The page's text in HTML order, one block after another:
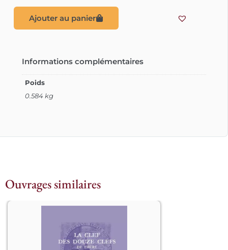
Ajouter au panier
Informations complémentaires
Poids
0.584 kg
Ouvrages similaires
La Clef des Douze Clefs de Frère